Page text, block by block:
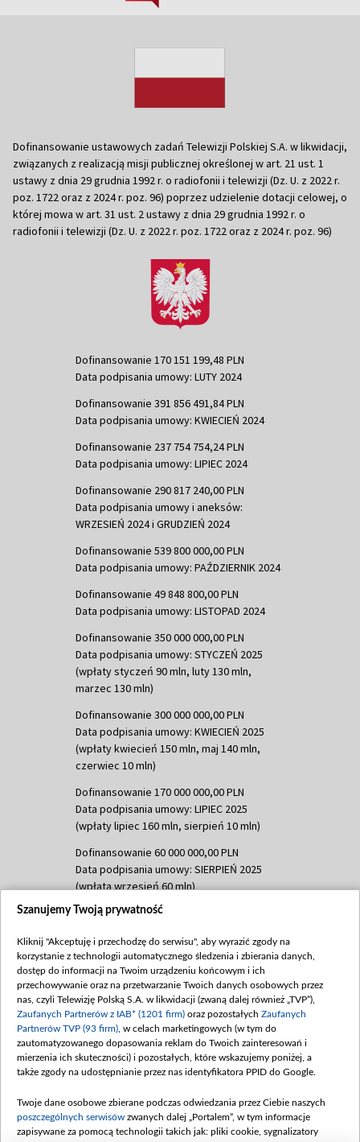
Dofinansowanie ustawowych zadań Telewizji Polskiej S.A. w likwidacji,
związanych z realizacją misji publicznej określonej w art. 21 ust. 1
ustawy z dnia 29 grudnia 1992 r. o radiofonii i telewizji (Dz. U. z 2022 r.
poz. 1722 oraz z 2024 r. poz. 96) poprzez udzielenie dotacji celowej, o
której mowa w art. 31 ust. 2 ustawy z dnia 29 grudnia 1992 r. o
radiofonii i telewizji (Dz. U. z 2022 r. poz. 1722 oraz z 2024 r. poz. 96)
Dofinansowanie 170 151 199,48 PLN
Data podpisania umowy: LUTY 2024
Dofinansowanie 391 856 491,84 PLN
Data podpisania umowy: KWIECIEŃ 2024
Dofinansowanie 237 754 754,24 PLN
Data podpisania umowy: LIPIEC 2024
Dofinansowanie 290 817 240,00 PLN
Data podpisania umowy i aneksów:
WRZESIEŃ 2024 i GRUDZIEŃ 2024
Dofinansowanie 539 800 000,00 PLN
Data podpisania umowy: PAŹDZIERNIK 2024
Dofinansowanie 49 848 800,00 PLN
Data podpisania umowy: LISTOPAD 2024
Dofinansowanie 350 000 000,00 PLN
Data podpisania umowy: STYCZEŃ 2025
(wpłaty styczeń 90 mln, luty 130 mln,
marzec 130 mln)
Dofinansowanie 300 000 000,00 PLN
Data podpisania umowy: KWIECIEŃ 2025
(wpłaty kwiecień 150 mln, maj 140 mln,
czerwiec 10 mln)
Dofinansowanie 170 000 000,00 PLN
Data podpisania umowy: LIPIEC 2025
(wpłaty lipiec 160 mln, sierpień 10 mln)
Dofinansowanie 60 000 000,00 PLN
Data podpisania umowy: SIERPIEŃ 2025
(wpłata wrzesień 60 mln)
Dofinansowanie 635 783 051,21 PLN
(wpłata wrzesień 100 mln, październik 350
mln, listopad 265 mln)
Dofinansowanie 48 862 000,00 PLN
Data podpisania umowy: GRUDZIEŃ 2025
(wpłata grudzień 60,548 mln)
Dofinansowanie 900 000 000,00 PLN
Data podpisania umowy: LUTY 2026 (wpłata
kwiecień 180 mln, 7 maja 180 mln, 8
czerwca 90 mln)
Szanujemy Twoją prywatność
Kliknij "Akceptuję i przechodzę do serwisu", aby wyrazić zgody na
korzystanie z technologii automatycznego śledzenia i zbierania danych,
dostęp do informacji na Twoim urządzeniu końcowym i ich
przechowywanie oraz na przetwarzanie Twoich danych osobowych przez
nas, czyli Telewizję Polską S.A. w likwidacji (zwaną dalej również „TVP”),
Zaufanych Partnerów z IAB* (1201 firm) oraz pozostałych Zaufanych
Partnerów TVP (93 firm) , w celach marketingowych (w tym do
zautomatyzowanego dopasowania reklam do Twoich zainteresowań i
mierzenia ich skuteczności) i pozostałych, które wskazujemy poniżej, a
także zgody na udostępnianie przez nas identyfikatora PPID do Google.
Twoje dane osobowe zbierane podczas odwiedzania przez Ciebie naszych
poszczególnych serwisów zwanych dalej „Portalem”, w tym informacje
zapisywane za pomocą technologii takich jak: pliki cookie, sygnalizatory